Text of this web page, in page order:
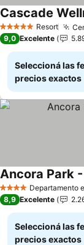
5 Estrellas Resort
Cascade
9,0 Excelente
Seleccioná las
precios exactos
4 EstrellasDepartamento
Ancora Park
8,9 Excelente
Seleccioná las
precios exactos